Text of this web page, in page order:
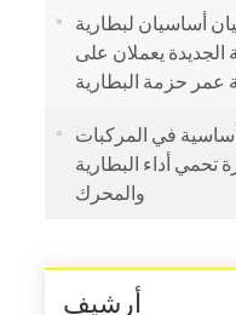
أساسيان لبطارية
الجديدة يعملان على
عمر حزمة البطارية
في المركبات
تحمي أداء البطارية
والمحرك
أرشيف